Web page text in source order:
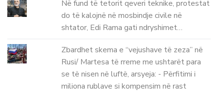
Në fund të tetorit qeveri teknike, protestat
do të kalojnë në mosbindje civile në
shtator, Edi Rama gati ndryshimet…
Zbardhet skema e “vejushave të zeza” në
Rusi/ Martesa të rreme me ushtarët para
se të nisen në luftë, arsyeja: - Përfitimi i
miliona rublave si kompensim në rast